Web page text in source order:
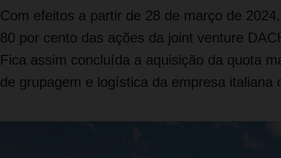
Com efeitos a partir de 28 de março de
80 por cento das ações da joint venture
Fica assim concluída a aquisição da quota
de grupagem e logística da empresa italiana